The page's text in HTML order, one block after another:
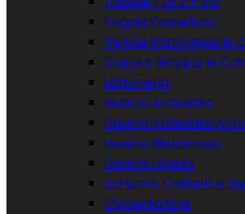
Tegola Canadese
Tegole Portoghesi in
Coppi e Bicoppi in
Lattoneria
Guaina Ardesiata
Guaina Ardesiata
Guaina Bituminosa
Guaina Liquida
Schiume, Collanti e
Coibentazioni